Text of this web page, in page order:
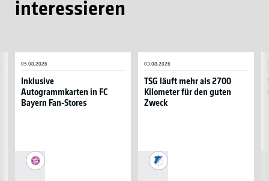
interessieren
Inklusive
Autogrammkarten in FC
Bayern Fan-Stores
05.08.2026
FC
Bayern
FC
Bayern
TSG läuft mehr als 2700
Kilometer für den guten
Zweck
03.08.2026
TSG
1899
mehr
als
2700
guten
Zweck